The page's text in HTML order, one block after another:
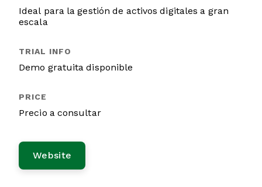
Ideal para la gestión de activos digitales a gran
escala
Demo gratuita disponible
Precio a consultar
Website